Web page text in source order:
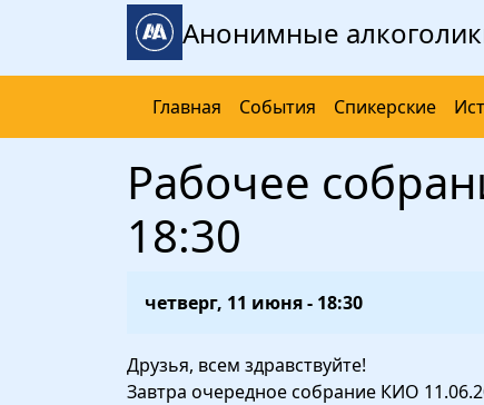
Перейти к основному содержанию
Анонимные
Главная События Спикерские
Рабочее
18:30
четверг, 11 июня - 18:30
Друзья, всем здравствуйте!
Завтра очередное собрание КИО